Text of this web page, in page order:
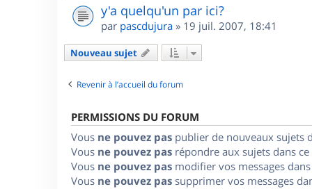
y'a quelqu'un par ici?
par pascdujura » 19 juil. 2007, 18:41
Nouveau sujet
Revenir à l’accueil du forum
PERMISSIONS DU FORUM
Vous ne pouvez pas publier de nouveaux sujets
Vous ne pouvez pas répondre aux sujets dans
Vous ne pouvez pas modifier vos messages
Vous ne pouvez pas supprimer vos messages